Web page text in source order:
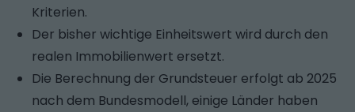
Kriterien.
Der bisher wichtige Einheitswert wird durch den
realen Immobilienwert ersetzt.
Die Berechnung der Grundsteuer erfolgt ab 2025
nach dem Bundesmodell, einige Länder haben